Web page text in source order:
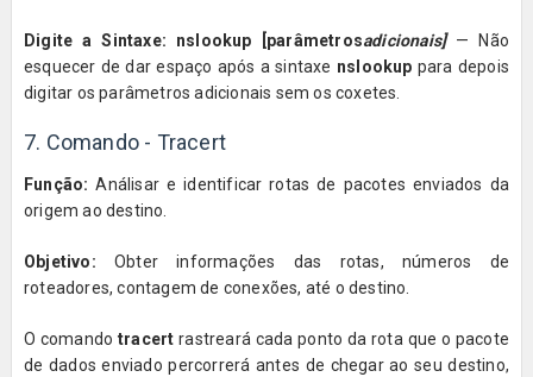
Digite a Sintaxe: nslookup [parâmetrosadicionais] — Não
esquecer de dar espaço após a sintaxe nslookup para depois
digitar os parâmetros adicionais sem os coxetes.
7. Comando - Tracert
Função: Análisar e identificar rotas de pacotes enviados da
origem ao destino.
Objetivo: Obter informações das rotas, números de
roteadores, contagem de conexões, até o destino.
O comandotracert rastreará cada ponto da rota que o pacote
de dados enviado percorrerá antes de chegar ao seu destino,